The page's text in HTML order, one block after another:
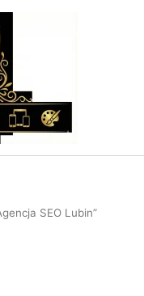
SEO Lubin”